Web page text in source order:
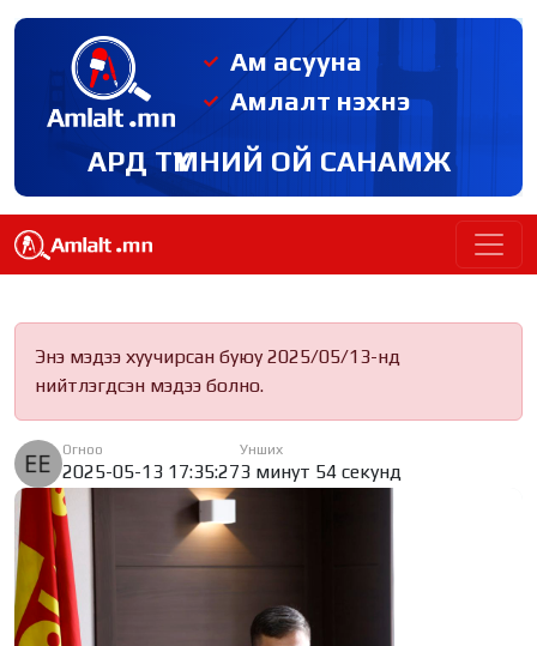
Ам асууна
Амлалт нэхнэ
АРД ТҮМНИЙ ОЙ САНАМЖ
Энэ мэдээ хуучирсан буюу 2025/05/13-нд
нийтлэгдсэн мэдээ болно.
Огноо
2025-05-13 17:35:27
Унших
3 минут 54 секунд